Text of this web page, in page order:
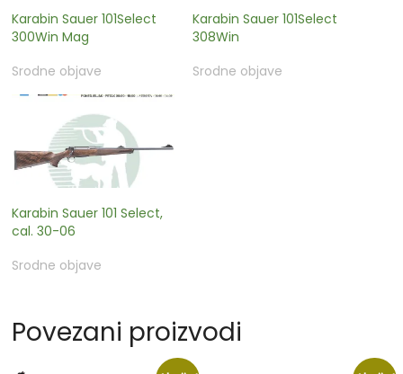
Karabin Sauer 101Select
300Win Mag
Srodne objave
Karabin Sauer 101Select
308Win
Srodne objave
Karabin Sauer 101 Select,
cal. 30-06
Srodne objave
Povezani proizvodi